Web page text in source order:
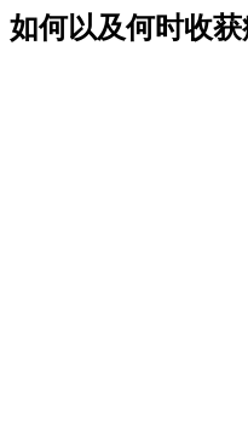
如何以及何时收获